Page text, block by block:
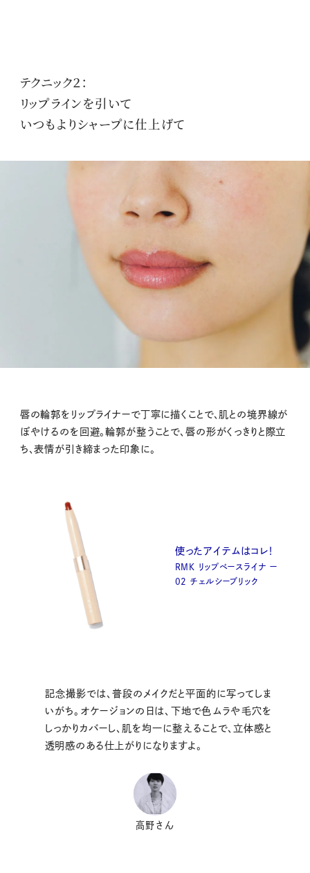
テクニック２：
リップラインを引いて
いつもよりシャープに仕上げて
唇の輪郭をリップライナーで丁寧に描くことで、肌との境界線が
ぼやけるのを回避。輪郭が整うことで、唇の形がくっきりと際立
ち、表情が引き締まった印象に。
使ったアイテムはコレ！
RMK リップベースライナ ー
02 チェルシーブリック
記念撮影では、普段のメイクだと平面的に写ってしま
いがち。オケージョンの日は、下地で色ムラや毛穴を
しっかりカバーし、肌を均一に整えることで、立体感と
透明感のある仕上がりになりますよ。
高野さん